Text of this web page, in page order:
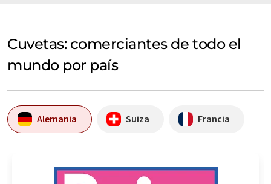
Cuvetas: comerciantes de todo el
mundo por país
Alemania Suiza Francia